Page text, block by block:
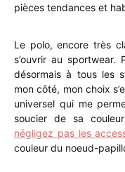
pièces tendances et
Le polo, encore très
s’ouvrir au sportwear.
désormais à tous les
mon côté, mon choix
universel qui me
soucier de sa
négligez pas les
couleur du noeud-